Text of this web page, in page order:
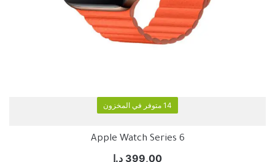
14 متوفر في المخزون
Apple Watch Series 6
399,00 د.إ